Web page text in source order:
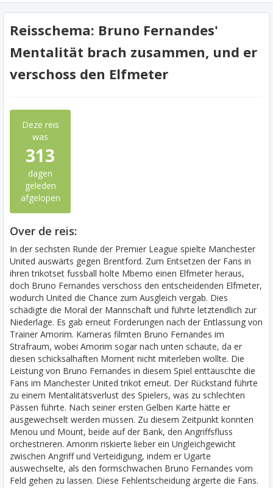
Reisschema: Bruno Fernandes'
Mentalität brach zusammen, und er
verschoss den Elfmeter
Deze reis
was
313
dagen
geleden
afgelopen
Over de reis:
In der sechsten Runde der Premier League spielte Manchester
United auswärts gegen Brentford. Zum Entsetzen der Fans in
ihren trikotset fussball holte Mbemo einen Elfmeter heraus,
doch Bruno Fernandes verschoss den entscheidenden Elfmeter,
wodurch United die Chance zum Ausgleich vergab. Dies
schädigte die Moral der Mannschaft und führte letztendlich zur
Niederlage. Es gab erneut Forderungen nach der Entlassung von
Trainer Amorim. Kameras filmten Bruno Fernandes im
Strafraum, wobei Amorim sogar nach unten schaute, da er
diesen schicksalhaften Moment nicht miterleben wollte. Die
Leistung von Bruno Fernandes in diesem Spiel enttäuschte die
Fans im Manchester United trikot erneut. Der Rückstand führte
zu einem Mentalitätsverlust des Spielers, was zu schlechten
Pässen führte. Nach seiner ersten Gelben Karte hätte er
ausgewechselt werden müssen. Zu diesem Zeitpunkt konnten
Menou und Mount, beide auf der Bank, den Angriffsfluss
orchestrieren. Amorim riskierte lieber ein Ungleichgewicht
zwischen Angriff und Verteidigung, indem er Ugarte
auswechselte, als den formschwachen Bruno Fernandes vom
Feld gehen zu lassen. Diese Fehlentscheidung ärgerte die Fans.